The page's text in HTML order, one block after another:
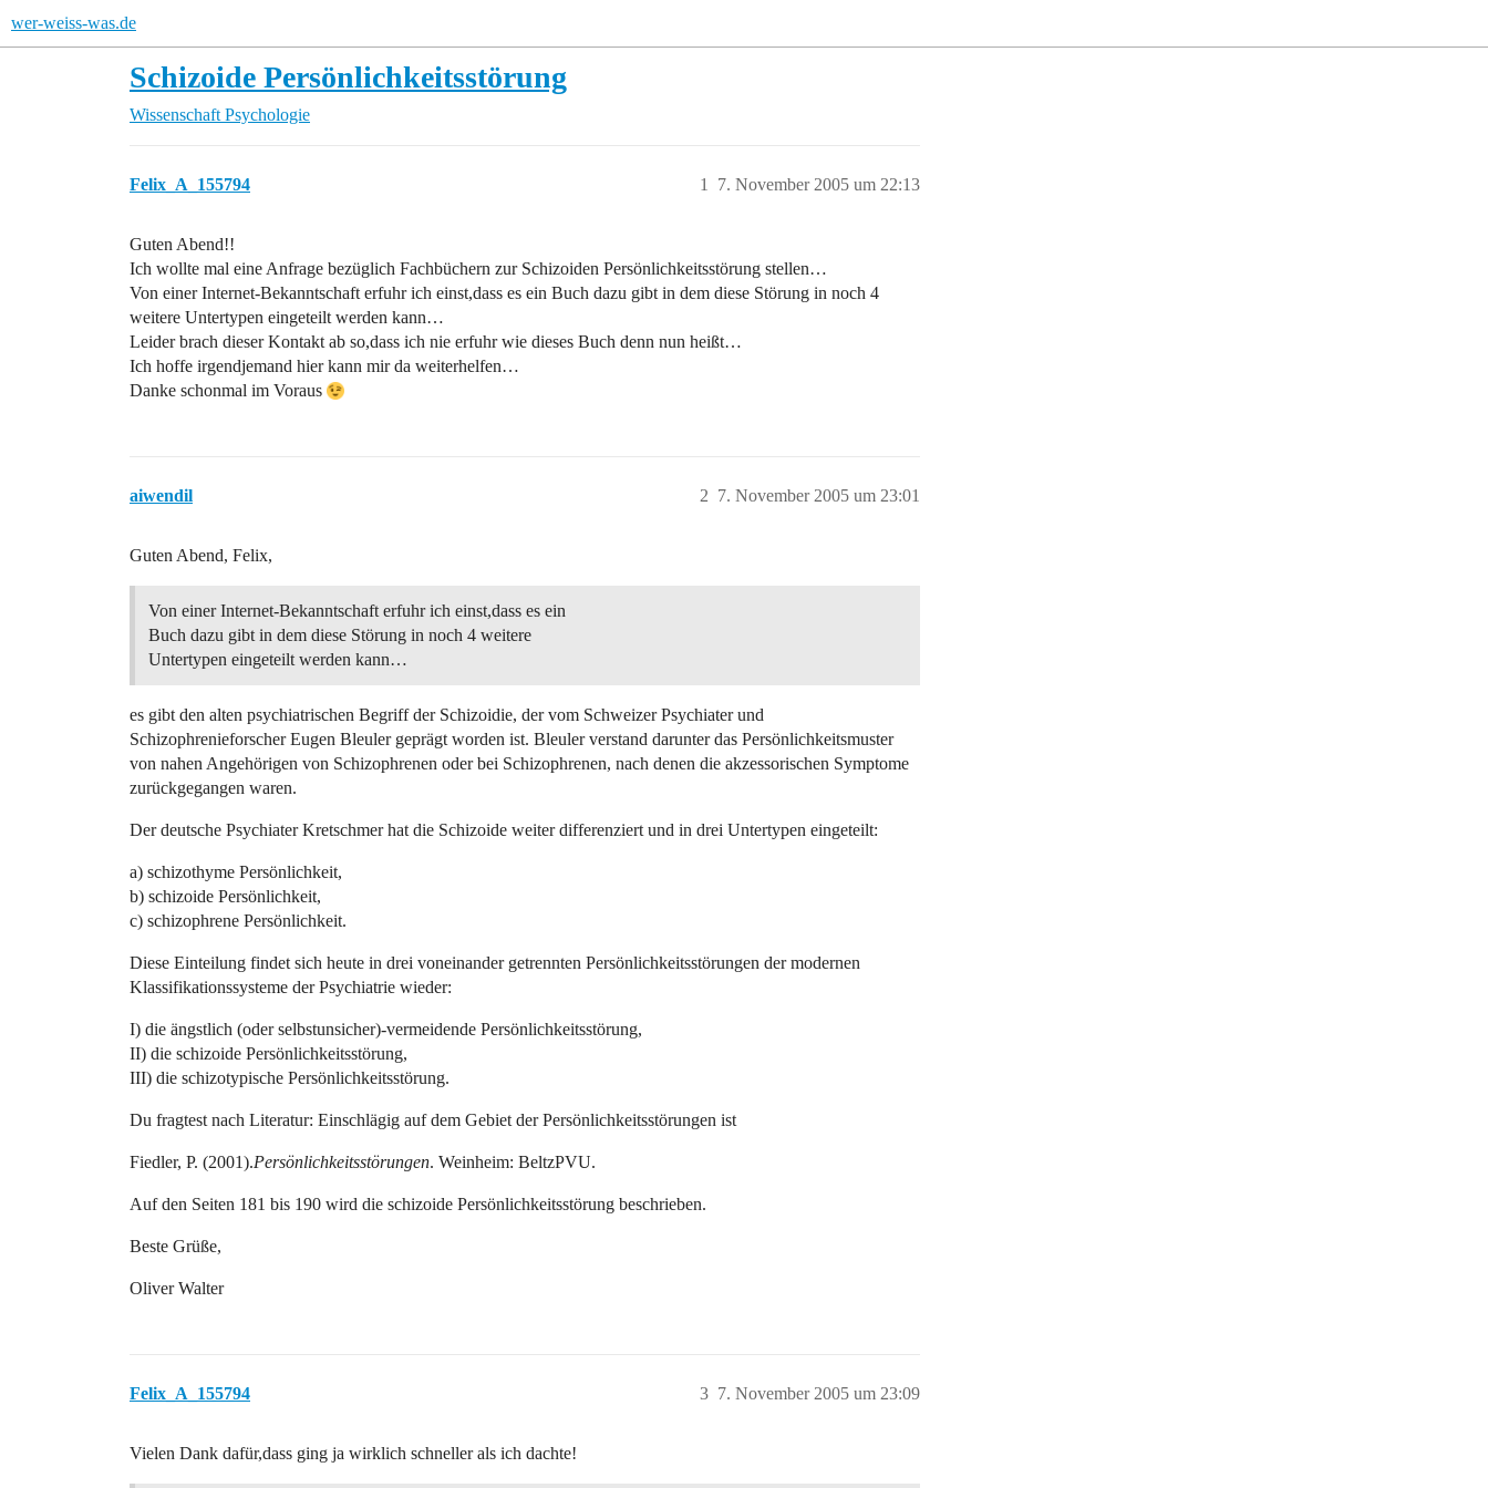
wer-weiss-was.de
Schizoide Persönlichkeitsstörung
Wissenschaft Psychologie
Felix_A_155794 7. November 2005 um 22:13
1
Guten Abend!!
Ich wollte mal eine Anfrage bezüglich Fachbüchern zur Schizoiden Persönlichkeitsstörung stellen…
Von einer Internet-Bekanntschaft erfuhr ich einst,dass es ein Buch dazu gibt in dem diese Störung in noch 4
weitere Untertypen eingeteilt werden kann…
Leider brach dieser Kontakt ab so,dass ich nie erfuhr wie dieses Buch denn nun heißt…
Ich hoffe irgendjemand hier kann mir da weiterhelfen…
Danke schonmal im Voraus
aiwendil 7. November 2005 um 23:01
2
Guten Abend, Felix,
Von einer Internet-Bekanntschaft erfuhr ich einst,dass es ein
Buch dazu gibt in dem diese Störung in noch 4 weitere
Untertypen eingeteilt werden kann…
es gibt den alten psychiatrischen Begriff der Schizoidie, der vom Schweizer Psychiater und
Schizophrenieforscher Eugen Bleuler geprägt worden ist. Bleuler verstand darunter das Persönlichkeitsmuster
von nahen Angehörigen von Schizophrenen oder bei Schizophrenen, nach denen die akzessorischen Symptome
zurückgegangen waren.
Der deutsche Psychiater Kretschmer hat die Schizoide weiter differenziert und in drei Untertypen eingeteilt:
a) schizothyme Persönlichkeit,
b) schizoide Persönlichkeit,
c) schizophrene Persönlichkeit.
Diese Einteilung findet sich heute in drei voneinander getrennten Persönlichkeitsstörungen der modernen
Klassifikationssysteme der Psychiatrie wieder:
I) die ängstlich (oder selbstunsicher)-vermeidende Persönlichkeitsstörung,
II) die schizoide Persönlichkeitsstörung,
III) die schizotypische Persönlichkeitsstörung.
Du fragtest nach Literatur: Einschlägig auf dem Gebiet der Persönlichkeitsstörungen ist
Fiedler, P. (2001).Persönlichkeitsstörungen. Weinheim: BeltzPVU.
Auf den Seiten 181 bis 190 wird die schizoide Persönlichkeitsstörung beschrieben.
Beste Grüße,
Oliver Walter
Felix_A_155794 7. November 2005 um 23:09
3
Vielen Dank dafür,dass ging ja wirklich schneller als ich dachte!